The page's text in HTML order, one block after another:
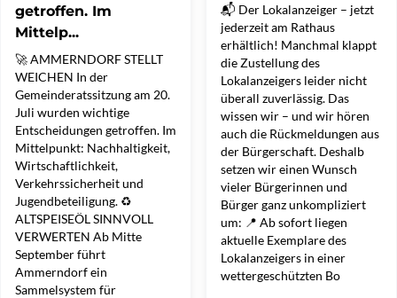
getroffen. Im
Mittelp...
🚀 AMMERNDORF STELLT
WEICHEN In der
Gemeinderatssitzung am 20.
Juli wurden wichtige
Entscheidungen getroffen. Im
Mittelpunkt: Nachhaltigkeit,
Wirtschaftlichkeit,
Verkehrssicherheit und
Jugendbeteiligung. ♻️
ALTSPEISEÖL SINNVOLL
VERWERTEN Ab Mitte
September führt
Ammerndorf ein
Sammelsystem für
📬 Der Lokalanzeiger – jetzt
jederzeit am Rathaus
erhältlich! Manchmal klappt
die Zustellung des
Lokalanzeigers leider nicht
überall zuverlässig. Das
wissen wir – und wir hören
auch die Rückmeldungen aus
der Bürgerschaft. Deshalb
setzen wir einen Wunsch
vieler Bürgerinnen und
Bürger ganz unkompliziert
um: 📍 Ab sofort liegen
aktuelle Exemplare des
Lokalanzeigers in einer
wettergeschützten Bo